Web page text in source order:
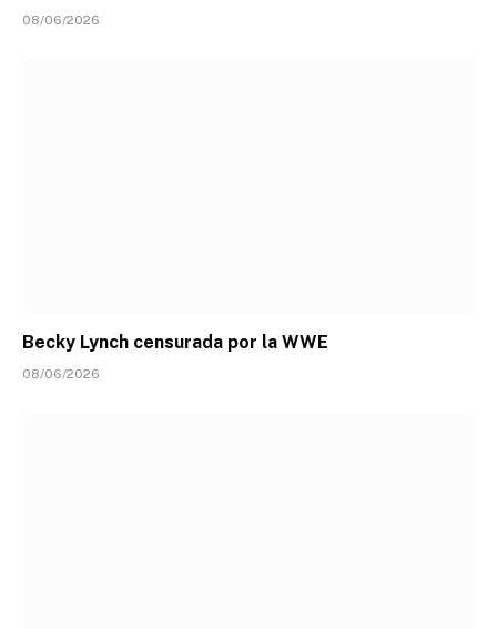
08/06/2026
Becky Lynch censurada por la WWE
08/06/2026